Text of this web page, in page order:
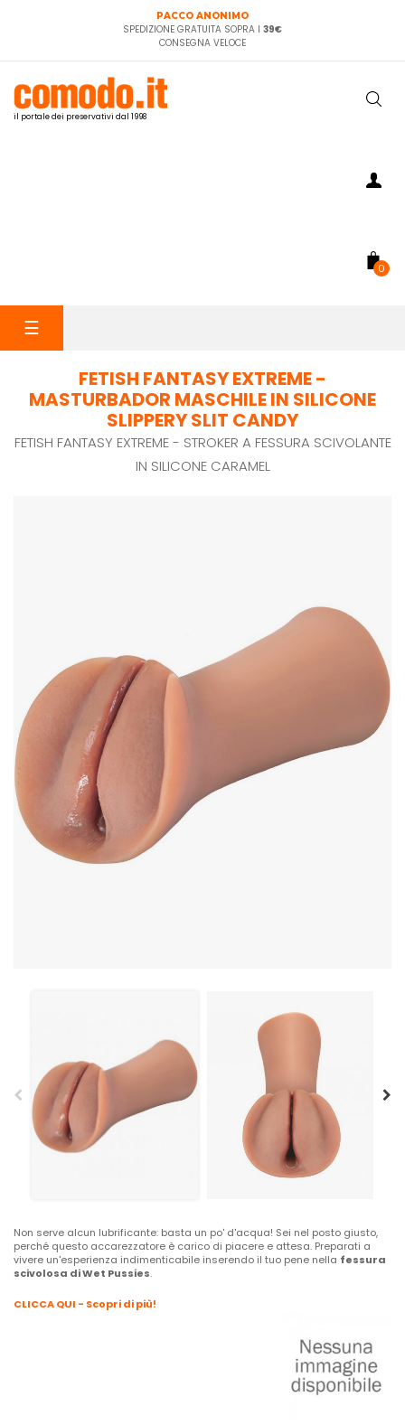
PACCO ANONIMO
SPEDIZIONE GRATUITA SOPRA I 39€
CONSEGNA VELOCE
il portale dei preservativi dal 1998
0
navigazione
☰
FETISH FANTASY EXTREME -
MASTURBADOR MASCHILE IN SILICONE
SLIPPERY SLIT CANDY
FETISH FANTASY EXTREME - STROKER A FESSURA SCIVOLANTE
IN SILICONE CARAMEL
Non serve alcun lubrificante: basta un po' d'acqua! Sei nel posto giusto,
perché questo accarezzatore è carico di piacere e attesa. Preparati a
vivere un'esperienza indimenticabile inserendo il tuo pene nella fessura
scivolosa di Wet Pussies.
CLICCA QUI - Scopri di più!